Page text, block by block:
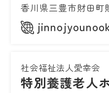
香川県三豊市財田町
社会福祉法人愛幸会
特別養護老人